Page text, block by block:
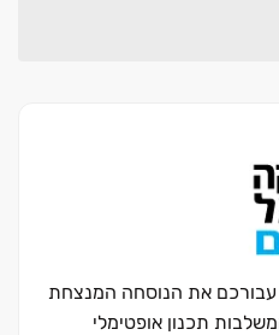
עבורכם את הנוסחה המנצחת
תכנון אופטימלי